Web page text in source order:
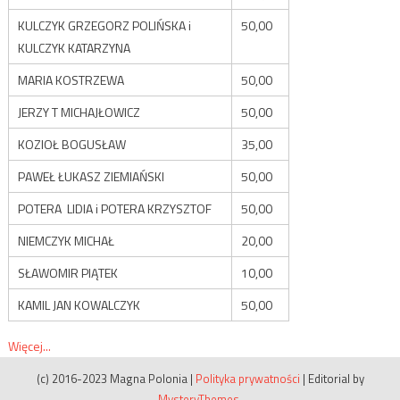
KULCZYK GRZEGORZ POLIŃSKA i
KULCZYK KATARZYNA
50,00
MARIA KOSTRZEWA
50,00
JERZY T MICHAJŁOWICZ
50,00
KOZIOŁ BOGUSŁAW
35,00
PAWEŁ ŁUKASZ ZIEMIAŃSKI
50,00
POTERA LIDIA i POTERA KRZYSZTOF
50,00
NIEMCZYK MICHAŁ
20,00
SŁAWOMIR PIĄTEK
10,00
KAMIL JAN KOWALCZYK
50,00
Więcej...
(c) 2016-2023 Magna Polonia | Polityka prywatności | Editorial by